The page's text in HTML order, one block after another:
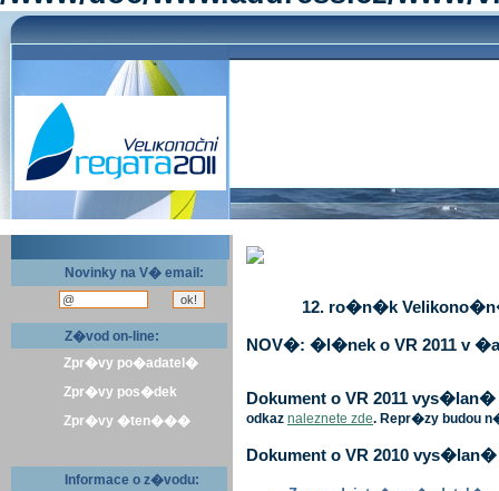
Novinky na V� email:
Z�vod on-line:
Zpr�vy po�adatel�
Zpr�vy pos�dek
Zpr�vy �ten���
Informace o z�vodu:
12. ro�n�k
NOV�: �l�nek o VR 2011 v
Dokument o VR 2011
odkaz naleznete zde. Repr�zy budou
Dokument o VR 2010